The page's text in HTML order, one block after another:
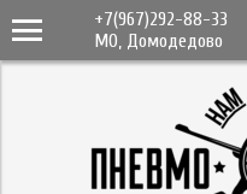
+7(967)292-88-33
МО, Домодедово